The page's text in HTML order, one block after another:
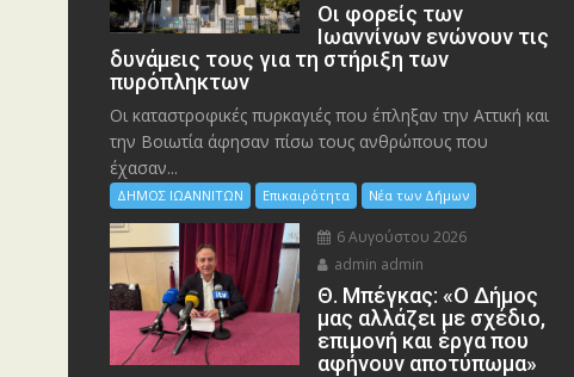
Οι φορείς των
Ιωαννίνων ενώνουν τις
δυνάμεις τους για τη στήριξη των
πυρόπληκτων
Οι καταστροφικές πυρκαγιές που έπληξαν την Αττική και
την Bοιωτία άφησαν πίσω τους ανθρώπους που
έχασαν...
ΔΗΜΟΣ ΙΩΑΝΝΙΤΩΝ Επικαιρότητα Νέα των Δήμων
6 Αυγούστου 2026
admin admin
Θ. Μπέγκας: «Ο Δήμος
μας αλλάζει με σχέδιο,
επιμονή και έργα που
αφήνουν αποτύπωμα»